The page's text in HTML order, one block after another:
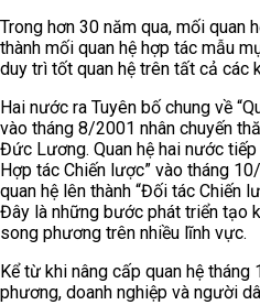
Trong hơn 30 năm qua, mối quan
thành mối quan hệ hợp tác mẫu
duy trì tốt quan hệ trên tất cả các
Hai nước ra Tuyên bố chung về
vào tháng 8/2001 nhân chuyến
Đức Lương. Quan hệ hai nước
Hợp tác Chiến lược” vào tháng
quan hệ lên thành “Đối tác Chiến
Đây là những bước phát triển tạo
song phương trên nhiều lĩnh vực.
Kể từ khi nâng cấp quan hệ
phương, doanh nghiệp và người